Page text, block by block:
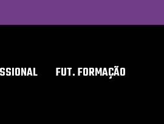
FUT. FORMAÇÃO